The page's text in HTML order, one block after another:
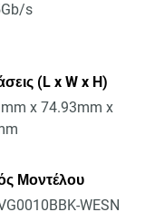
s
(L x W x H)
x 74.93mm x
Μοντέλου
WESN